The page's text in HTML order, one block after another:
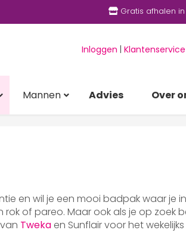
Gratis afhalen
Inloggen Klantenservice
Mannen Advies Over
en wil je een mooi badpak waar je
of pareo. Maar ook als je op zoek
Tweka en Sunflair voor het